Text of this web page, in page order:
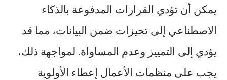
يمكن أن تؤدي القرارات المدفوعة بالذكاء
الاصطناعي إلى تحيزات ضمن البيانات، مما قد
يؤدي إلى التمييز وعدم المساواة. لمواجهة ذلك،
يجب على منظمات الأعمال إعطاء الأولوية